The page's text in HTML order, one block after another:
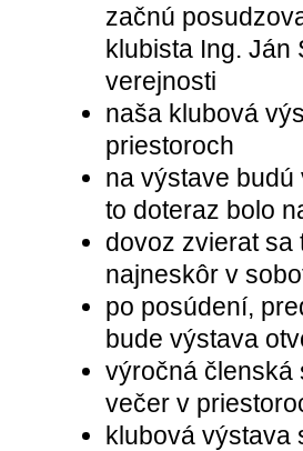
začnú
klubista Ing. Ján
verejnosti
naša klubová
priestoroch
na výstave
to doteraz bolo
dovoz zvierat sa
najneskôr v
po posúdení,
bude výstava
výročná členská
večer v
klubová výstava